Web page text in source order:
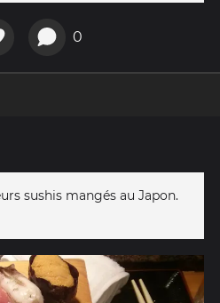
0
sushis mangés au Japon.